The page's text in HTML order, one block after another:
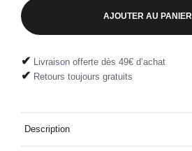
AJOUTER AU PANIER
✔ Livraison offerte dès 49€ d’achat
✔ Retours toujours gratuits
Description